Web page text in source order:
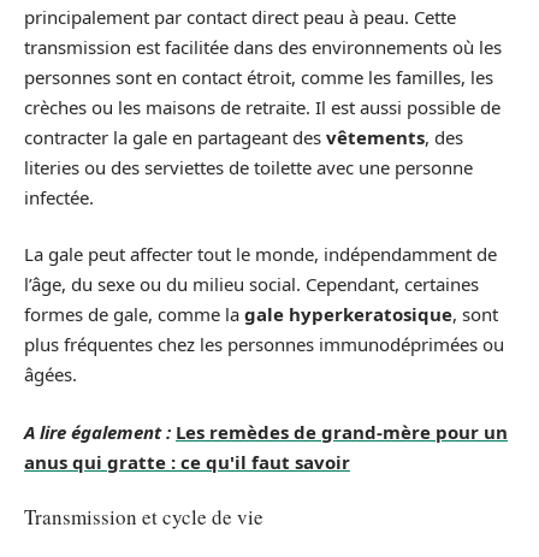
principalement par contact direct peau à peau. Cette
transmission est facilitée dans des environnements où les
personnes sont en contact étroit, comme les familles, les
crèches ou les maisons de retraite. Il est aussi possible de
contracter la gale en partageant des vêtements, des
literies ou des serviettes de toilette avec une personne
infectée.
La gale peut affecter tout le monde, indépendamment de
l’âge, du sexe ou du milieu social. Cependant, certaines
formes de gale, comme la gale hyperkeratosique, sont
plus fréquentes chez les personnes immunodéprimées ou
âgées.
A lire également : Les remèdes de grand-mère pour un
anus qui gratte : ce qu'il faut savoir
Transmission et cycle de vie